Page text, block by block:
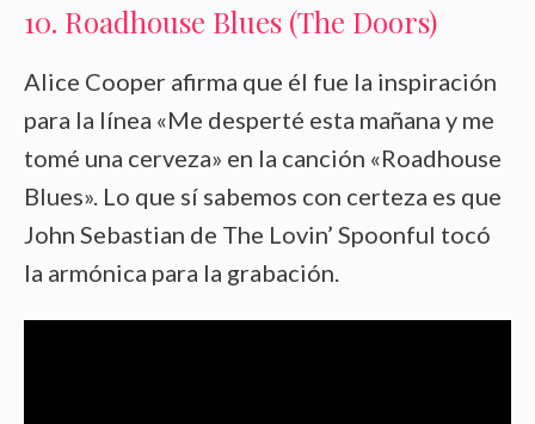
10. Roadhouse Blues (The Doors)
Alice Cooper afirma que él fue la inspiración
para la línea «Me desperté esta mañana y me
tomé una cerveza» en la canción «Roadhouse
Blues». Lo que sí sabemos con certeza es que
John Sebastian de The Lovin’ Spoonful tocó
la armónica para la grabación.